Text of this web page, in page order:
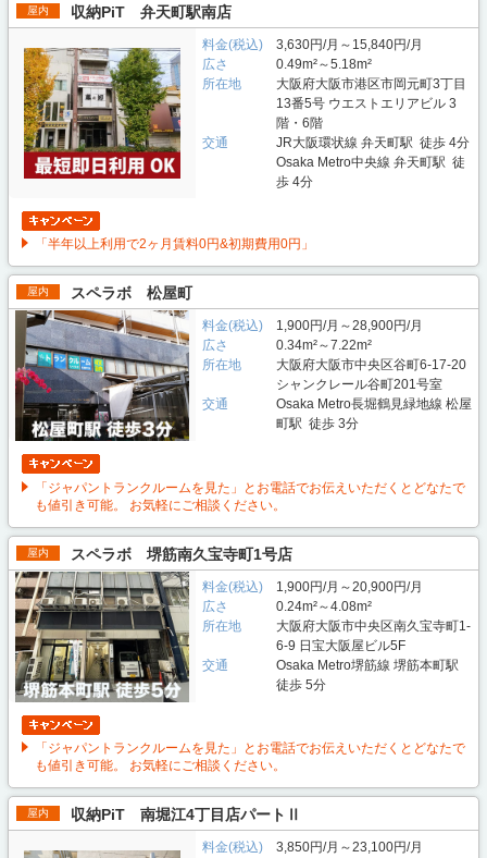
屋内 収納PiT 弁天町駅南店
料金(税込)
3,630円/月～15,840円/月
広さ
0.49m²～5.18m²
所在地
大阪府大阪市港区市岡元町3丁目
13番5号 ウエストエリアビル 3
階・6階
交通
JR大阪環状線 弁天町駅 徒歩 4分
Osaka Metro中央線 弁天町駅 徒
歩 4分
「半年以上利用で2ヶ月賃料0円&初期費用0円」
屋内 スペラボ 松屋町
料金(税込)
1,900円/月～28,900円/月
広さ
0.34m²～7.22m²
所在地
大阪府大阪市中央区谷町6-17-20
シャンクレール谷町201号室
交通
Osaka Metro長堀鶴見緑地線 松屋
町駅 徒歩 3分
「ジャパントランクルームを見た」とお電話でお伝えいただくとどなたで
も値引き可能。 お気軽にご相談ください。
屋内 スペラボ 堺筋南久宝寺町1号店
料金(税込)
1,900円/月～20,900円/月
広さ
0.24m²～4.08m²
所在地
大阪府大阪市中央区南久宝寺町1-
6-9 日宝大阪屋ビル5F
交通
Osaka Metro堺筋線 堺筋本町駅
徒歩 5分
「ジャパントランクルームを見た」とお電話でお伝えいただくとどなたで
も値引き可能。 お気軽にご相談ください。
屋内 収納PiT 南堀江4丁目店パートⅡ
料金(税込)
3,850円/月～23,100円/月